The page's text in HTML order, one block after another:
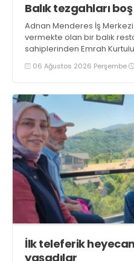
Balık tezgahları
Adnan Menderes İş Merkezi
vermekte olan bir balık
sahiplerinden Emrah
tezgahlarda taze balık
boyunca tezgahlarda taze
06 Ağustos 2026 Perşembe
İlk teleferik
yaşadılar